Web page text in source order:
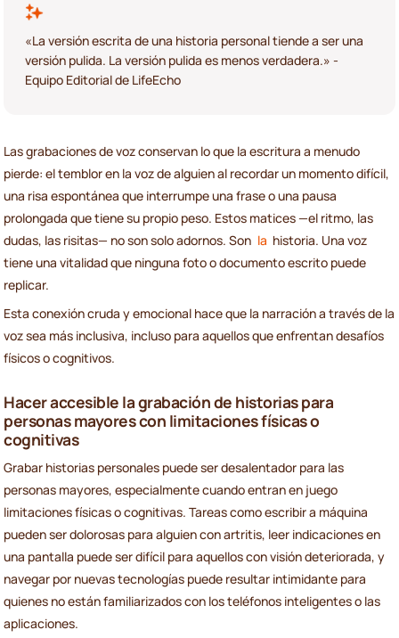
«La versión escrita de una historia personal tiende a ser una
versión pulida. La versión pulida es menos verdadera.» -
Equipo Editorial de LifeEcho
Las grabaciones de voz conservan lo que la escritura a menudo
pierde: el temblor en la voz de alguien al recordar un momento difícil,
una risa espontánea que interrumpe una frase o una pausa
prolongada que tiene su propio peso. Estos matices —el ritmo, las
dudas, las risitas— no son solo adornos. Son la historia. Una voz
tiene una vitalidad que ninguna foto o documento escrito puede
replicar.
Esta conexión cruda y emocional hace que la narración a través de la
voz sea más inclusiva, incluso para aquellos que enfrentan desafíos
físicos o cognitivos.
Hacer accesible la grabación de historias para
personas mayores con limitaciones físicas o
cognitivas
Grabar historias personales puede ser desalentador para las
personas mayores, especialmente cuando entran en juego
limitaciones físicas o cognitivas. Tareas como escribir a máquina
pueden ser dolorosas para alguien con artritis, leer indicaciones en
una pantalla puede ser difícil para aquellos con visión deteriorada, y
navegar por nuevas tecnologías puede resultar intimidante para
quienes no están familiarizados con los teléfonos inteligentes o las
aplicaciones.